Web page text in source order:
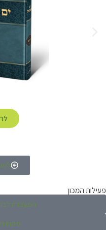
פעילות המכון
המעבדה
פיקוח